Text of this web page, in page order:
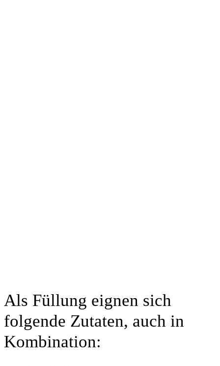
Als Füllung eignen sich
folgende Zutaten, auch in
Kombination: